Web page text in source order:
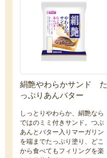
絹艶やわらかサンド た
っぷりあんバター
しっとりやわらか、絹艶なら
ではのミミ付きサンド。つぶ
あんとバター入りマーガリン
を端までたっぷり塗り、どこ
から食べてもフィリングを楽